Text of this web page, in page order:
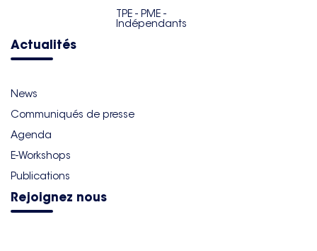
TPE - PME -
Indépendants
Actualités
News
Communiqués de presse
Agenda
E-Workshops
Publications
Rejoignez nous